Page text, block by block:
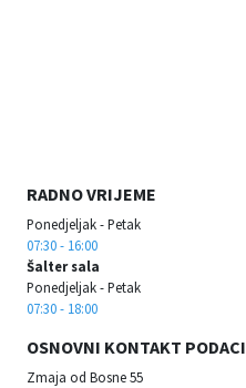
RADNO VRIJEME
Ponedjeljak - Petak
07:30 - 16:00
Šalter sala
Ponedjeljak - Petak
07:30 - 18:00
OSNOVNI KONTAKT PODACI
Zmaja od Bosne 55